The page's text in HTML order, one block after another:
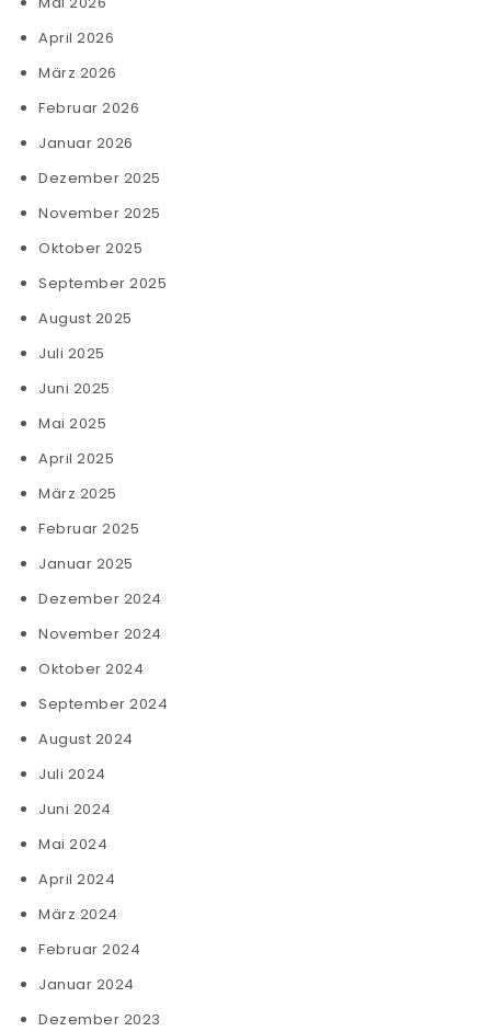
April 2026
März 2026
Februar 2026
Januar 2026
Dezember 2025
November 2025
Oktober 2025
September 2025
August 2025
Juli 2025
Juni 2025
Mai 2025
April 2025
März 2025
Februar 2025
Januar 2025
Dezember 2024
November 2024
Oktober 2024
September 2024
August 2024
Juli 2024
Juni 2024
Mai 2024
April 2024
März 2024
Februar 2024
Januar 2024
Dezember 2023